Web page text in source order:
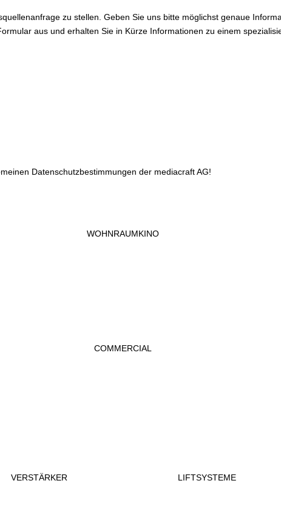
zu stellen. Geben Sie uns bitte möglichst genaue
aus und erhalten Sie in Kürze Informationen zu einem
Datenschutzbestimmungen der mediacraft AG!
WOHNRAUMKINO
COMMERCIAL
VERSTÄRKER LIFTSYSTEME